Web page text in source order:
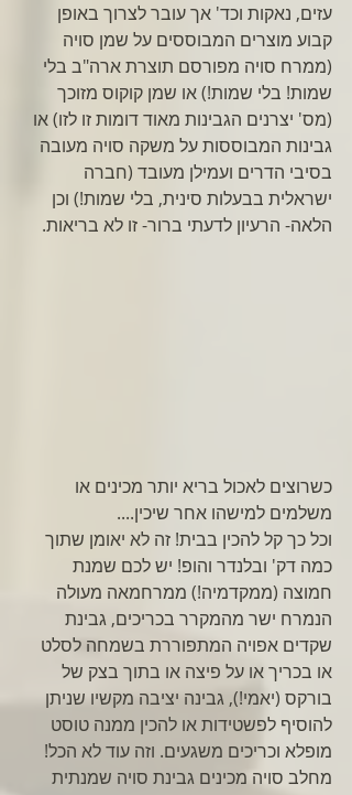
עזים, נאקות וכד' אך עובר לצרוך באופן
קבוע מוצרים המבוססים על שמן סויה
(ממרח סויה מפורסם תוצרת ארה"ב בלי
שמות! בלי שמות!) או שמן קוקוס מזוכך
(מס' יצרנים הגבינות מאוד דומות זו לזו) או
גבינות המבוססות על משקה סויה מעובה
בסיבי הדרים ועמילן מעובד (חברה
ישראלית בבעלות סינית, בלי שמות!) וכן
הלאה- הרעיון לדעתי ברור- זו לא בריאות.
כשרוצים לאכול בריא יותר מכינים או
משלמים למישהו אחר שיכין....
וכל כך קל להכין בבית! זה לא יאומן שתוך
כמה דק' ובלנדר והופ! יש לכם שמנת
חמוצה (ממקדמיה!) ממרחמאה מעולה
הנמרח ישר מהמקרר בכריכים, גבינת
שקדים אפויה המתפוררת בשמחה לסלט
או בכריך או על פיצה או בתוך בצק של
בורקס (יאמי!), גבינה יציבה מקשיו שניתן
להוסיף לפשטידות או להכין ממנה טוסט
מופלא וכריכים משגעים. וזה עוד לא הכל!
מחלב סויה מכינים גבינת סויה שמנתית